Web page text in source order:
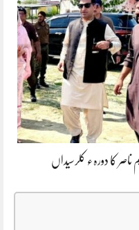
ناصر کا دورہء کلرسیداں